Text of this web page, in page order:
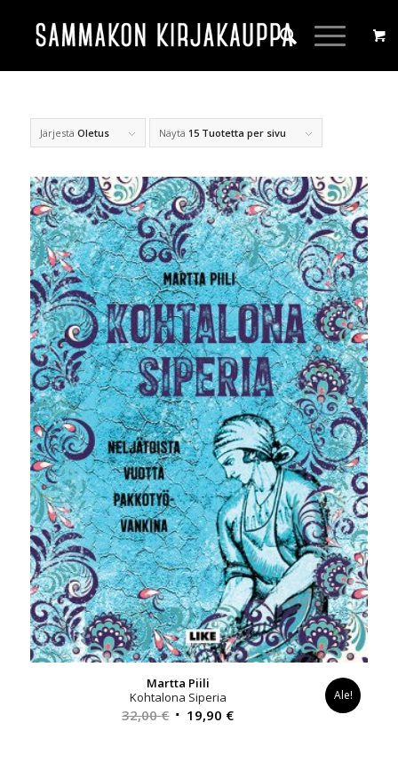
Järjestä Oletus Näytä 15 Tuotetta per sivu
Martta Piili
Kohtalona Siperia
32,00€ Alkuperäinen
19,90 €Nykyinen
Ale!